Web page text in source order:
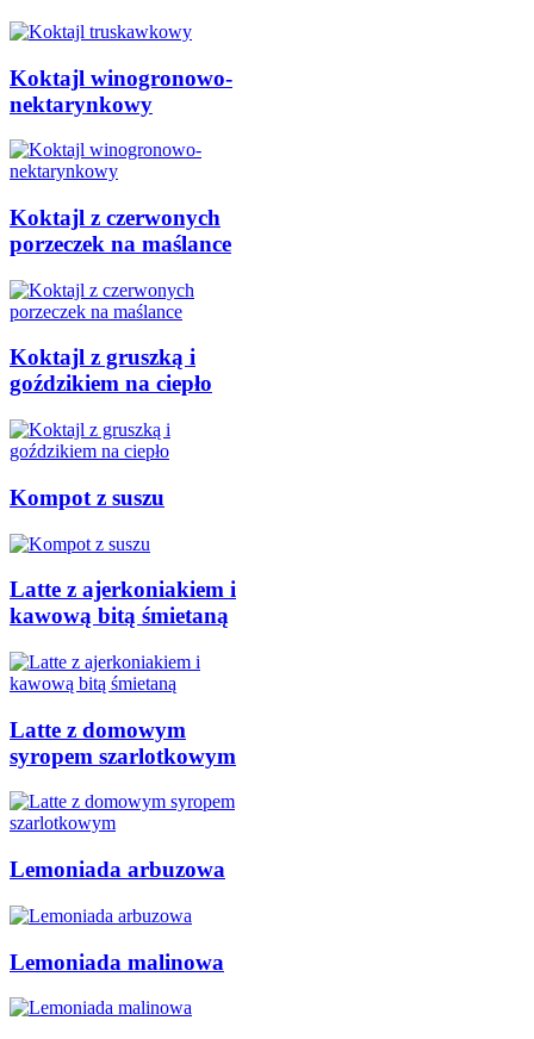
Koktajl winogronowo-
nektarynkowy
Koktajl z czerwonych
porzeczek na maślance
Koktajl z gruszką i
goździkiem na ciepło
Kompot z suszu
Latte z ajerkoniakiem i
kawową bitą śmietaną
Latte z domowym
syropem szarlotkowym
Lemoniada arbuzowa
Lemoniada malinowa